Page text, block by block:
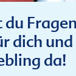
du
dich
da!